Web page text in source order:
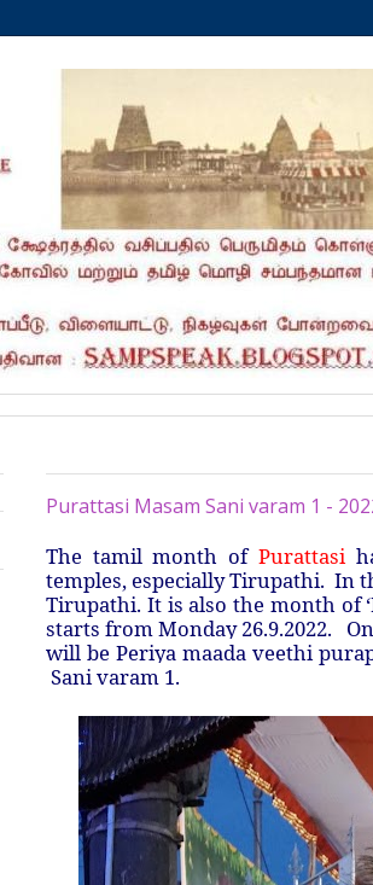
Purattasi Masam Sani varam 1 -
The tamil month of Purattasi
temples, especially Tirupathi. In
Tirupathi. It is also the month of
starts from Monday 26.9.2022.
will be Periya maada veethi
Sani varam 1.